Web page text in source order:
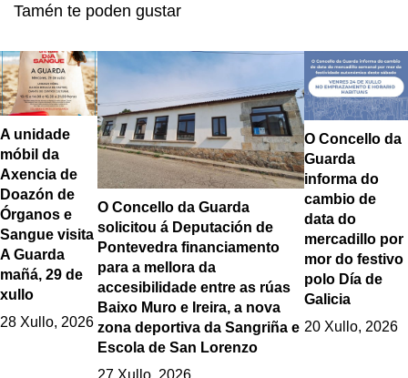
Tamén te poden gustar
A unidade
móbil da
Axencia de
Doazón de
Órganos e
Sangue visita
A Guarda
mañá, 29 de
xullo
28 Xullo, 2026
O Concello da Guarda
solicitou á Deputación de
Pontevedra financiamento
para a mellora da
accesibilidade entre as rúas
Baixo Muro e Ireira, a nova
zona deportiva da Sangriña e
Escola de San Lorenzo
O Concello da
Guarda
informa do
cambio de
data do
mercadillo por
mor do festivo
polo Día de
Galicia
20 Xullo, 2026